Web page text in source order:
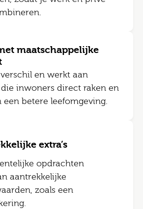
maatschappelijke
en werkt aan
inwoners direct raken en
een betere leefomgeving.
extra’s
opdrachten
aantrekkelijke
zoals een